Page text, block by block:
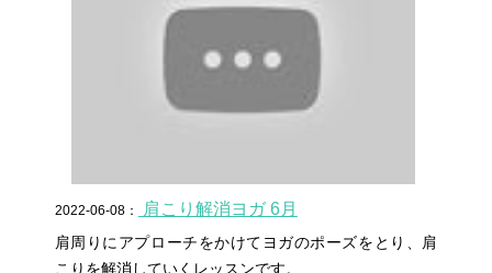
2022-06-08： 肩こり解消ヨガ 6月
肩周りにアプローチをかけてヨガのポーズをとり、肩
こりを解消していくレッスンです。